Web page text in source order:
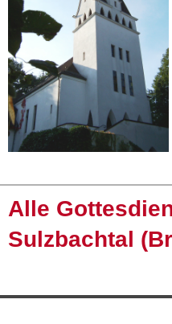
Alle
Sulzbachtal